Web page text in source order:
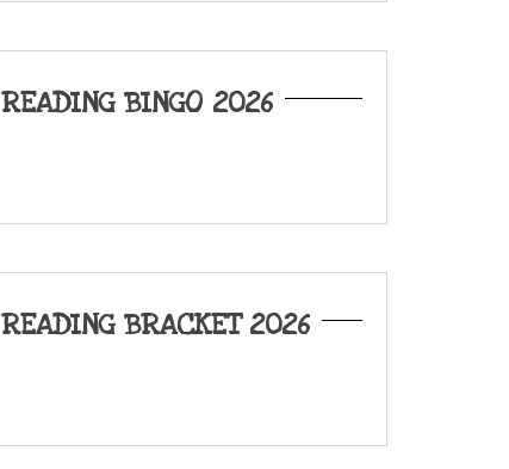
READING BINGO 2026
READING BRACKET 2026